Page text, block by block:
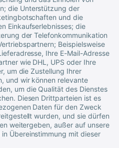
die Unterstützung der
und die
Einkaufserlebnisses; die
der Telefonkommunikation
Beispielsweise
Ihre E-Mail-Adresse
wie DHL, UPS oder Ihre
um die Zustellung Ihrer
und wir können relevante
um die Qualität des Dienstes
Diesen Drittparteien ist es
Daten für den Zweck
wurden, und sie dürfen
weitergeben, außer auf unsere
Übereinstimmung mit dieser